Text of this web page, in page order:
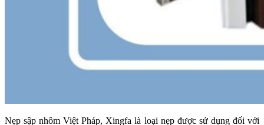
Nẹp sập nhôm Việt Pháp, Xingfa là loại nẹp được sử dụng đối với